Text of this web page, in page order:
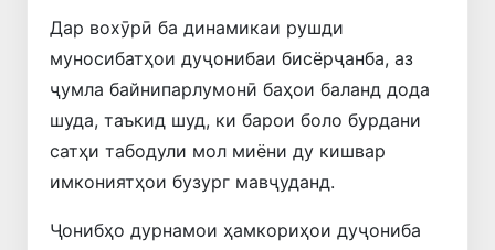
Дар вохӯрӣ ба динамикаи рушди
муносибатҳои дуҷонибаи бисёрҷанба, аз
ҷумла байнипарлумонӣ баҳои баланд дода
шуда, таъкид шуд, ки барои боло бурдани
сатҳи табодули мол миёни ду кишвар
имкониятҳои бузург мавҷуданд.
Ҷонибҳо дурнамои ҳамкориҳои дуҷониба